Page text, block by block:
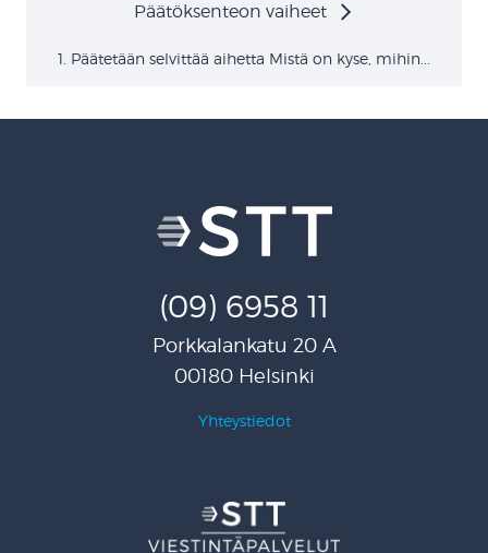
Päätöksenteon vaiheet
1. Päätetään selvittää aihetta Mistä on kyse, mihin...
(09) 6958 11
Porkkalankatu 20 A
00180 Helsinki
Yhteystiedot